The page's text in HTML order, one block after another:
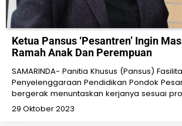
Ketua Pansus ‘Pesantren’ Ingin
Ramah Anak Dan Perempuan
SAMARINDA- Panitia Khusus (Pansus)
Penyelenggaraan Pendidikan Pondok
bergerak menuntaskan kerjanya sesuai
29 Oktober 2023